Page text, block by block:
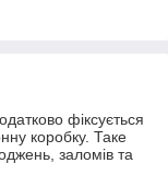
фіксується
коробку. Таке
заломів та